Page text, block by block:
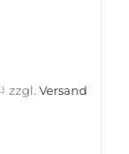
zzgl. Versand